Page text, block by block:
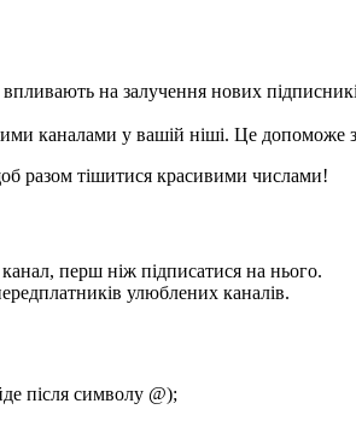
впливають на залучення нових
каналами у вашій ніші. Це
разом тішитися красивими числами!
перш ніж підписатися на нього.
улюблених каналів.
після символу @);